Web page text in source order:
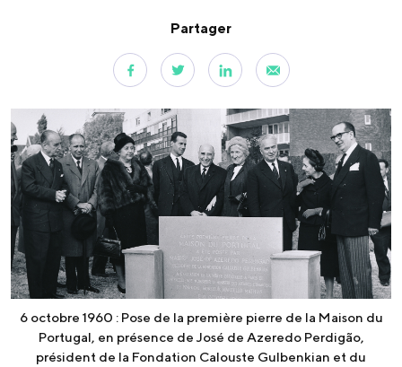
Partager
6 octobre 1960 : Pose de la première pierre de la Maison du
Portugal, en présence de José de Azeredo Perdigão,
président de la Fondation Calouste Gulbenkian et du